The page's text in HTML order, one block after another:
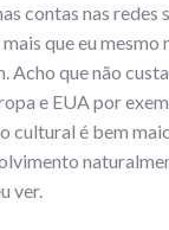
contas nas redes
que eu mesmo
Acho que não
e EUA por
cultural é bem
ver.